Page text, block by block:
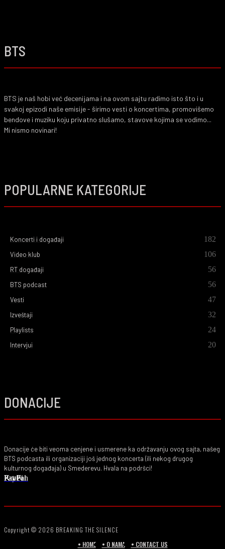
BTS
BTS je naš hobi već decenijama i na ovom sajtu radimo isto što i u
svakoj epizodi naše emisije - širimo vesti o koncertima, promovišemo
bendove i muziku koju privatno slušamo, stavove kojima se vodimo...
Mi nismo novinari!
POPULARNE KATEGORIJE
Koncerti i događaji 182
Video klub 106
RT događaji 56
BTS podcast 56
Vesti 47
Izveštaji 32
Playlists 24
Intervjui 20
DONACIJE
Donacije će biti veoma cenjene i usmerene ka održavanju ovog sajta, našeg
BTS podcasta ili organizaciji još jednog koncerta (ili nekog drugog
kulturnog događaja) u Smederevu. Hvala na podršci!
PayPal
Ko-Fi
Patreon
Copyright © 2026 BREAKING THE SILENCE
• HOME
• O NAMA • CONTACT US